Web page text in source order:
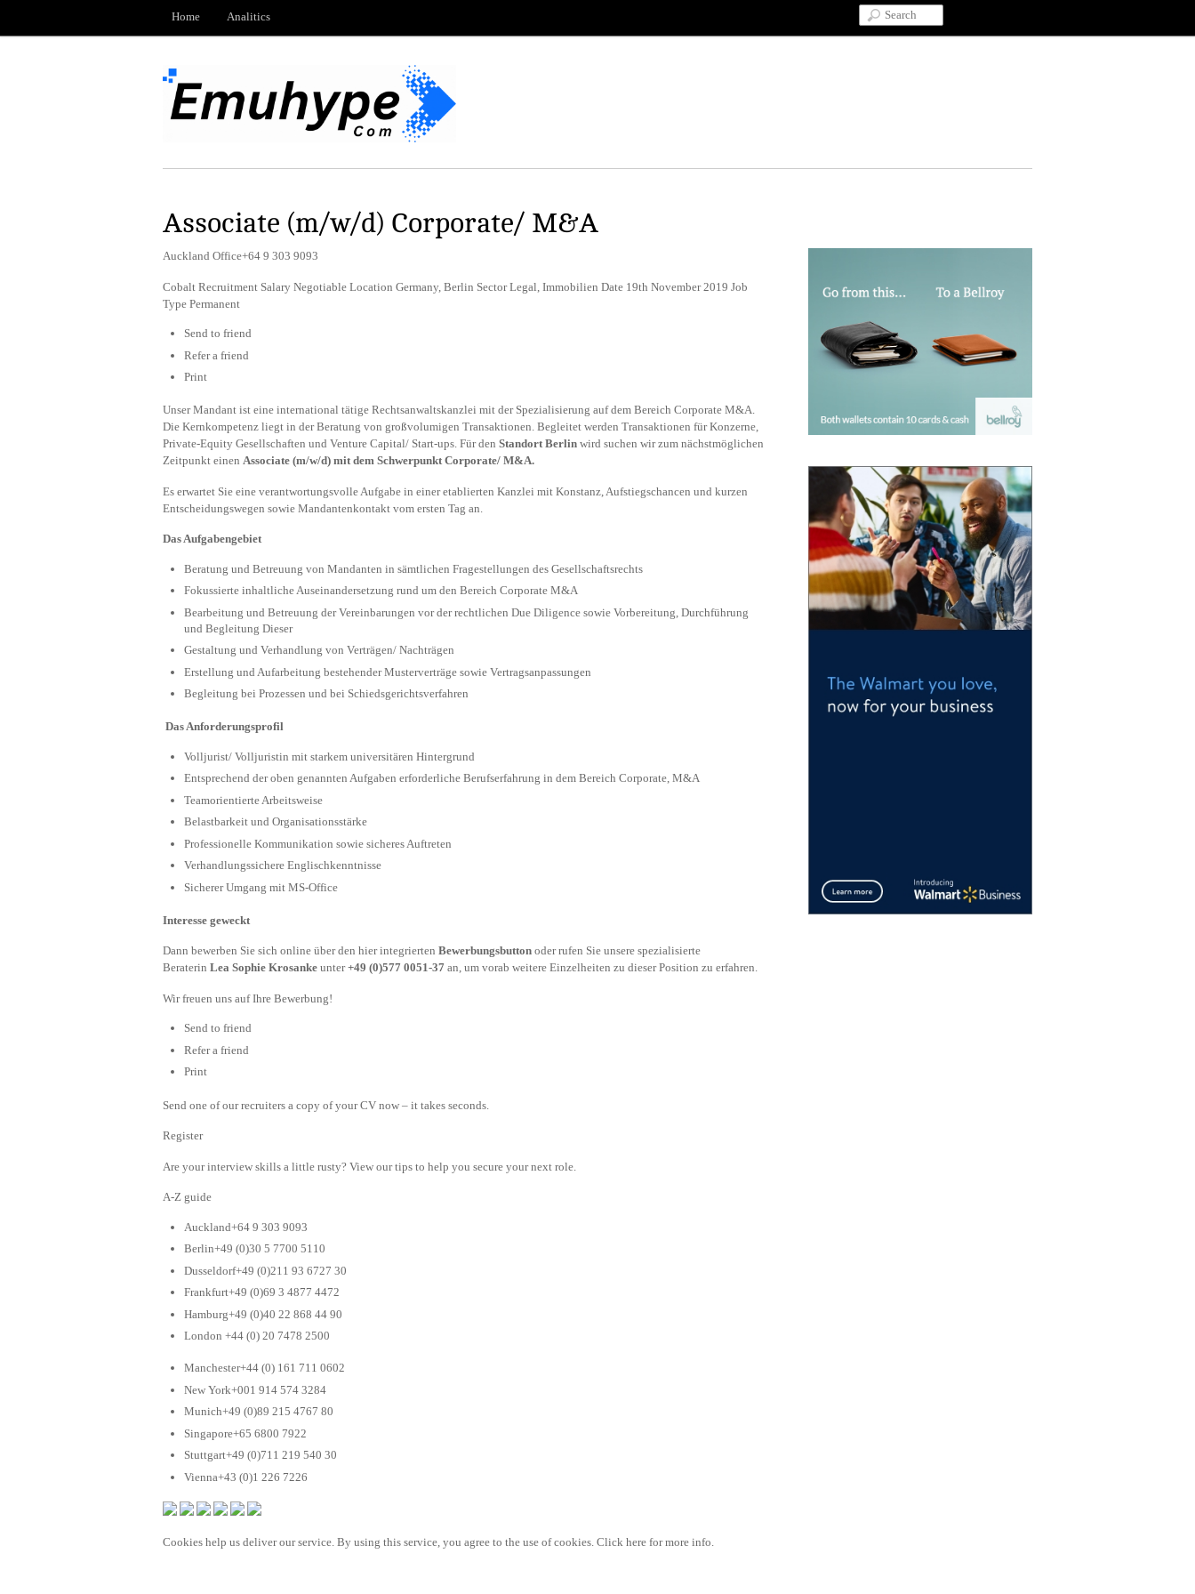
Home Analitics
Associate (m/w/d) Corporate/ M&A
Auckland Office+64 9 303 9093
Cobalt Recruitment Salary Negotiable Location Germany, Berlin Sector Legal, Immobilien Date 19th November 2019 Job
Type Permanent
Send to friend
Refer a friend
Print
Unser Mandant ist eine international tätige Rechtsanwaltskanzlei mit der Spezialisierung auf dem Bereich Corporate M&A.
Die Kernkompetenz liegt in der Beratung von großvolumigen Transaktionen. Begleitet werden Transaktionen für Konzerne,
Private-Equity Gesellschaften und Venture Capital/ Start-ups. Für den Standort Berlin wird suchen wir zum nächstmöglichen
Zeitpunkt einen Associate (m/w/d) mit dem Schwerpunkt Corporate/ M&A.
Es erwartet Sie eine verantwortungsvolle Aufgabe in einer etablierten Kanzlei mit Konstanz, Aufstiegschancen und kurzen
Entscheidungswegen sowie Mandantenkontakt vom ersten Tag an.
Das Aufgabengebiet
Beratung und Betreuung von Mandanten in sämtlichen Fragestellungen des Gesellschaftsrechts
Fokussierte inhaltliche Auseinandersetzung rund um den Bereich Corporate M&A
Bearbeitung und Betreuung der Vereinbarungen vor der rechtlichen Due Diligence sowie Vorbereitung, Durchführung
und Begleitung Dieser
Gestaltung und Verhandlung von Verträgen/ Nachträgen
Erstellung und Aufarbeitung bestehender Musterverträge sowie Vertragsanpassungen
Begleitung bei Prozessen und bei Schiedsgerichtsverfahren
Das Anforderungsprofil
Volljurist/ Volljuristin mit starkem universitären Hintergrund
Entsprechend der oben genannten Aufgaben erforderliche Berufserfahrung in dem Bereich Corporate, M&A
Teamorientierte Arbeitsweise
Belastbarkeit und Organisationsstärke
Professionelle Kommunikation sowie sicheres Auftreten
Verhandlungssichere Englischkenntnisse
Sicherer Umgang mit MS-Office
Interesse geweckt
Dann bewerben Sie sich online über den hier integrierten Bewerbungsbutton oder rufen Sie unsere spezialisierte
Beraterin Lea Sophie Krosanke unter+49 (0)577 0051-37 an, um vorab weitere Einzelheiten zu dieser Position zu erfahren.
Wir freuen uns auf Ihre Bewerbung!
Send to friend
Refer a friend
Print
Send one of our recruiters a copy of your CV now – it takes seconds.
Register
Are your interview skills a little rusty? View our tips to help you secure your next role.
A-Z guide
Auckland+64 9 303 9093
Berlin+49 (0)30 5 7700 5110
Dusseldorf+49 (0)211 93 6727 30
Frankfurt+49 (0)69 3 4877 4472
Hamburg+49 (0)40 22 868 44 90
London +44 (0) 20 7478 2500
Manchester+44 (0) 161 711 0602
New York+001 914 574 3284
Munich+49 (0)89 215 4767 80
Singapore+65 6800 7922
Stuttgart+49 (0)711 219 540 30
Vienna+43 (0)1 226 7226
Cookies help us deliver our service. By using this service, you agree to the use of cookies. Click here for more info.